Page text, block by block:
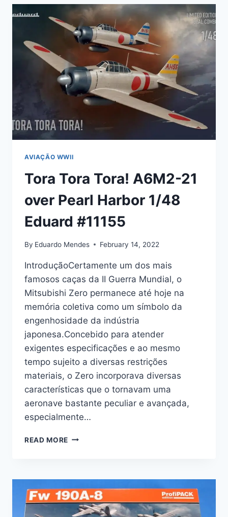
ZERO
1/48
DA
EDUARD
AVIAÇÃO WWII
Tora Tora Tora! A6M2-21
over Pearl Harbor 1/48
Eduard #11155
By Eduardo Mendes February 14, 2022
IntroduçãoCertamente um dos mais
famosos caças da II Guerra Mundial, o
Mitsubishi Zero permanece até hoje na
memória coletiva como um símbolo da
engenhosidade da indústria
japonesa.Concebido para atender
exigentes especificações e ao mesmo
tempo sujeito a diversas restrições
materiais, o Zero incorporava diversas
características que o tornavam uma
aeronave bastante peculiar e avançada,
especialmente…
READ MORE TORA
21
OVER
PEARL
HARBOR